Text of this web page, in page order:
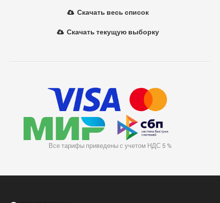
Скачать весь список
Скачать текущую выборку
Все тарифы приведены с учетом НДС 5 %